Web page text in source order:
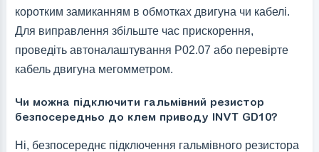
коротким замиканням в обмотках двигуна чи кабелі.
Для виправлення збільште час прискорення,
проведіть автоналаштування P02.07 або перевірте
кабель двигуна мегомметром.
Чи можна підключити гальмівний резистор
безпосередньо до клем приводу INVT GD10?
Ні, безпосереднє підключення гальмівного резистора